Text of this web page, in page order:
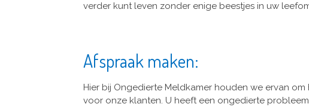
verder kunt leven zonder enige beestjes in uw
Afspraak maken:
Hier bij Ongedierte Meldkamer houden we ervan
voor onze klanten. U heeft een ongedierte